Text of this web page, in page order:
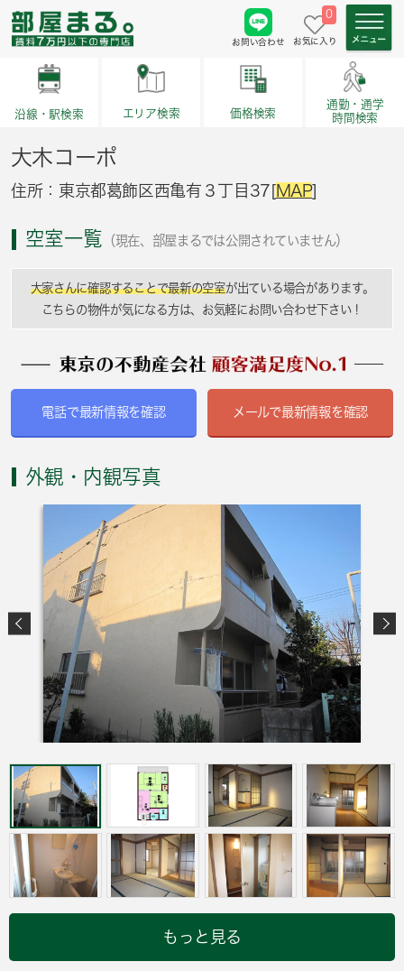
お問い合わせ
0
お気に入り
沿線・駅検索 エリア検索 価格検索
通勤・通学
時間検索
大木コーポ
住所：東京都葛飾区西亀有３丁目37[MAP]
空室一覧 （現在、部屋まるでは公開されていません）
大家さんに確認することで最新の空室が出ている場合があります。
こちらの物件が気になる方は、お気軽にお問い合わせ下さい！
電話で最新情報を確認 メールで最新情報を確認
外観・内観写真
もっと見る